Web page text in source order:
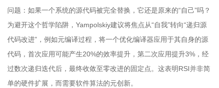
问题：如果一个系统的源代码被完全替换，它还是原来的“自己”吗？
为避开这个哲学陷阱，Yampolskiy建议将焦点从“自我”转向“递归源
代码改进”，例如元编译过程，将一个优化编译器应用于其自身的源
代码，首次应用可能产生20%的效率提升，第二次应用提升3%，经
过数次递归迭代后，最终收敛至零改进的固定点。这表明RSI并非简
单的硬件扩展，而需要软件算法的元创新。